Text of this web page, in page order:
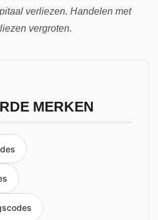
verliezen. Handelen met
vergroten.
MERKEN